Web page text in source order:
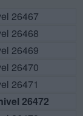
26467
26468
26469
26470
26471
26472